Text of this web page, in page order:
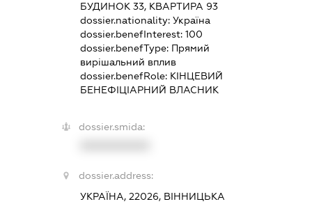
БУДИНОК 33, КВАРТИРА 93
dossier.nationality:Україна
dossier.benefInterest:100
dossier.benefType: Прямий
вирішальний вплив
dossier.benefRole: КІНЦЕВИЙ
БЕНЕФІЦІАРНИЙ ВЛАСНИК
dossier.smida:
dossier.address:
УКРАЇНА, 22026, ВІННИЦЬКА